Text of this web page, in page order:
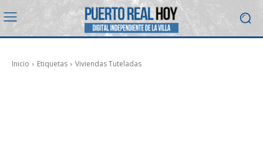
Inicio Etiquetas Viviendas Tuteladas